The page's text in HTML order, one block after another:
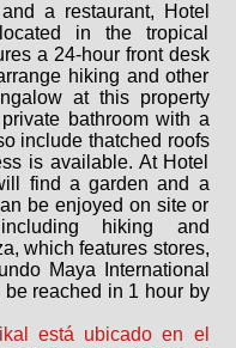
a restaurant, Hotel
in the tropical
a 24-hour front desk
hiking and other
at this property
bathroom with a
include thatched roofs
is available. At Hotel
find a garden and a
be enjoyed on site or
hiking and
which features stores,
Maya International
reached in 1 hour by
está ubicado en el